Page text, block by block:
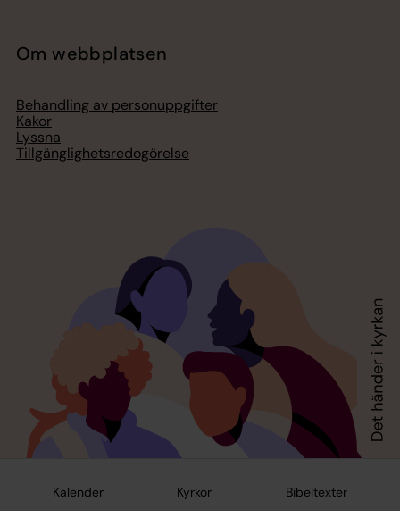
Kalender Kyrkor Bibeltexter
Om webbplatsen
Behandling av personuppgifter
Kakor
Lyssna
Tillgänglighetsredogörelse